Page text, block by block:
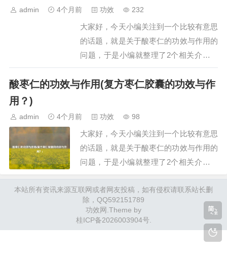
作用酸枣仁的功效与作用主要包括养心益
虚多汗、虚烦…
admin 4个月前 功效 232
大家好，今天小编关注到一个比较有意思
的话题，就是关于酸枣仁的功效与作用的
问题，于是小编就整理了2个相关介绍酸
枣仁的功效与作用的解答，让我们一起看
看吧。文章目录：酸枣仁的功效与作用中
与作用酸枣仁具有多种功效与作用，具体
养气、镇静、…
酸枣仁的功效与作用(复方枣仁胶囊的功效与作
用？)
admin 4个月前 功效 98
大家好，今天小编关注到一个比较有意思
的话题，就是关于酸枣仁的功效与作用的
问题，于是小编就整理了2个相关介绍酸
看吧。酸枣仁好还是酸枣芽好？酸枣芽好
酸枣芽顾名思义就是酸枣树新发的嫩芽，
可直接食用也可以做成茶叶泡水喝。在春
天酸枣树的树枝上都会发出许多嫩绿的新
本站所有资讯来源互联网或者网友投稿，如有侵权请联系站长删
除，QQ592151789
功效网 .Theme by
桂ICP备2026003904号.